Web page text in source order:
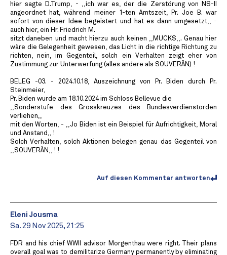
hier sagte D.Trump, - ,,ich war es, der die Zerstörung von NS-II
angeordnet hat, während meiner 1-ten Amtszeit, Pr. Joe B. war
sofort von dieser Idee begeistert und hat es dann umgesetzt,, -
auch hier, ein Hr. Friedrich M.
sitzt daneben und macht hierzu auch keinen ,,MUCKS,,. Genau hier
wäre die Gelegenheit gewesen, das Licht in die richtige Richtung zu
richten, nein, im Gegenteil, solch ein Verhalten zeigt eher von
Zustimmung zur Unterwerfung (alles andere als SOUVERÄN) !
BELEG -03. - 2024.10.18, Auszeichnung von Pr. Biden durch Pr.
Steinmeier,
Pr. Biden wurde am 18.10.2024 im Schloss Bellevue die
,,Sonderstufe des Grosskreuzes des Bundesverdienstorden
verliehen,,
mit den Worten, - ,,Jo Biden ist ein Beispiel für Aufrichtigkeit, Moral
und Anstand,, !
Solch Verhalten, solch Aktionen belegen genau das Gegenteil von
,,SOUVERÄN,, ! !
Auf diesen Kommentar antworten
Eleni Jousma
Sa. 29 Nov 2025, 21:25
FDR and his chief WWII advisor Morgenthau were right. Their plans
overall goal was to demilitarize Germany permanently by eliminating